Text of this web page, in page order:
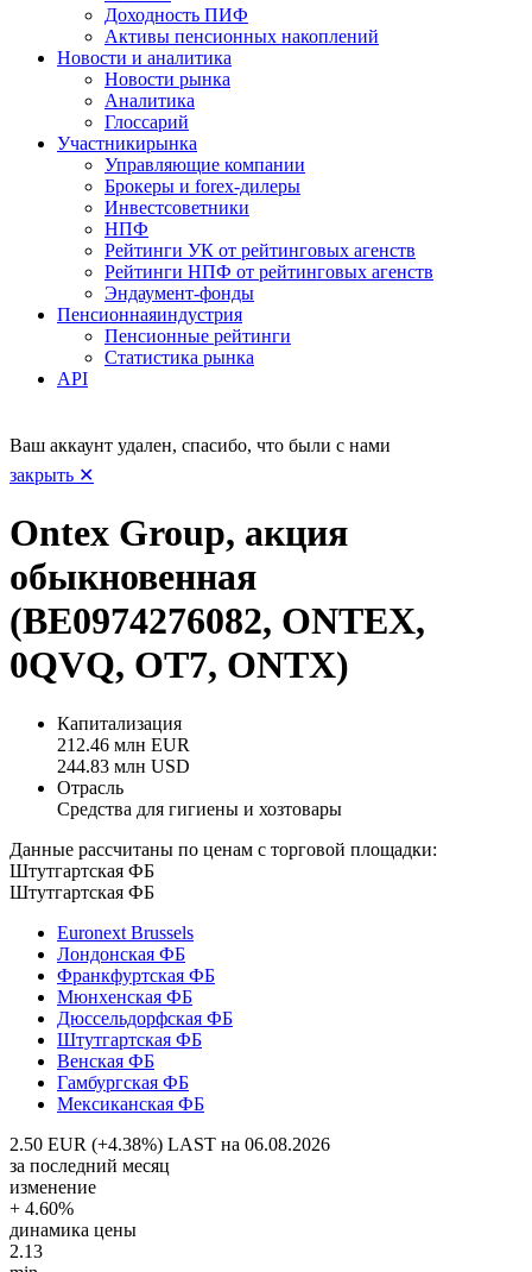
Доходность ПИФ
Активы пенсионных накоплений
Новости и аналитика
Новости рынка
Аналитика
Глоссарий
Участникирынка
Управляющие компании
Брокеры и forex-дилеры
Инвестсоветники
НПФ
Рейтинги УК от рейтинговых агенств
Рейтинги НПФ от рейтинговых агенств
Эндаумент-фонды
Пенсионнаяиндустрия
Пенсионные рейтинги
Статистика рынка
API
Ваш аккаунт удален, спасибо, что были с нами
закрыть ✕
Ontex Group, акция
обыкновенная
(BE0974276082, ONTEX,
0QVQ, OT7, ONTX)
Капитализация
212.46 млн EUR
244.83 млн USD
Отрасль
Средства для гигиены и хозтовары
Данные рассчитаны по ценам с торговой площадки:
Штутгартская ФБ
Штутгартская ФБ
Euronext Brussels
Лондонская ФБ
Франкфуртская ФБ
Мюнхенская ФБ
Дюссельдорфская ФБ
Штутгартская ФБ
Венская ФБ
Гамбургская ФБ
Мексиканская ФБ
2.50 EUR (+4.38%) LAST на 06.08.2026
за последний месяц
изменение
+ 4.60%
динамика цены
2.13